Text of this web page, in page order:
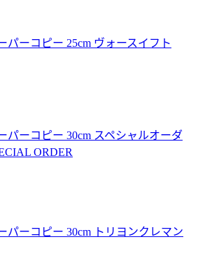
パーコピー 25cm ヴォースイフト
パーコピー 30cm スペシャルオーダ
ORDER
パーコピー 30cm トリヨンクレマン